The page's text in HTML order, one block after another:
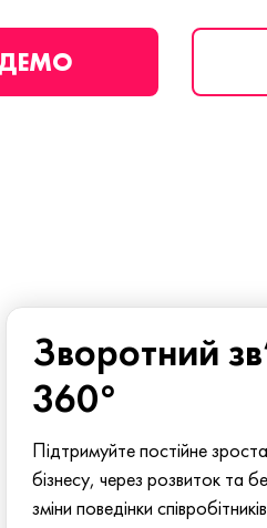
ДЕМО
Зворотний
360°
Підтримуйте постійне
бізнесу, через розвиток та
зміни поведінки співробітників